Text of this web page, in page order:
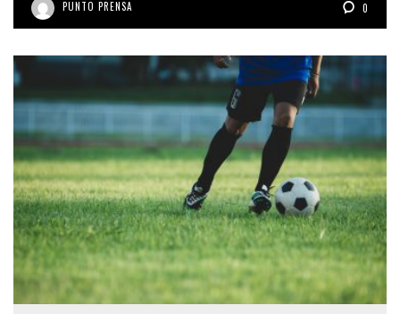
PUNTO PRENSA 0